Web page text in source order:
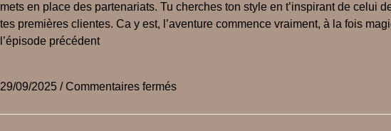
mets en place des partenariats. Tu cherches ton style en t’inspirant de celui
tes premières clientes. Ca y est, l’aventure commence vraiment, à la fois
l’épisode précédent
29/09/2025 / Commentaires fermés